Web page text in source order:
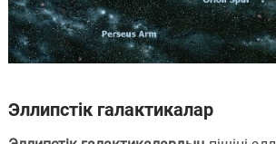
Эллипстік галактикалар